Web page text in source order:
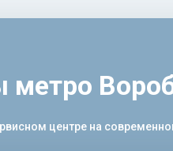
центре на